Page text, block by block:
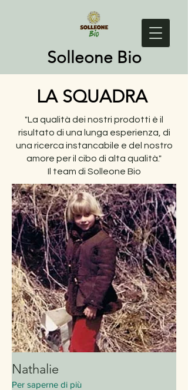
Solleone Bio
LA SQUADRA
"La qualità dei nostri prodotti è il
risultato di una lunga esperienza, di
una ricerca instancabile e del nostro
amore per il cibo di alta qualità."
Il team di Solleone Bio
Nathalie
Per saperne di più